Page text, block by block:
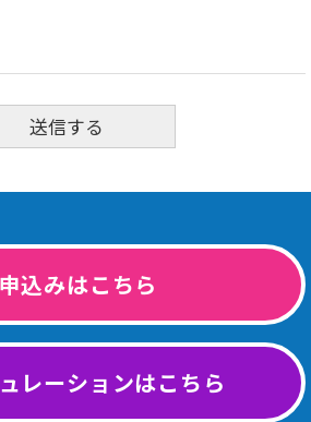
込みはこちら
レーションはこちら